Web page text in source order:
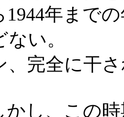
1944年まで
い。
完全に干
し、この